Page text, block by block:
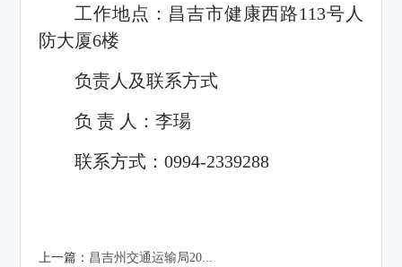
工作地点：昌吉市健康西路113号人
防大厦6楼
负责人及联系方式
负 责 人：李瑒
联系方式：0994-2339288
上一篇： 昌吉州交通运输局20...